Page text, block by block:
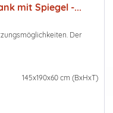
mit Spiegel -...
Der
145x190x60 cm (BxHxT)